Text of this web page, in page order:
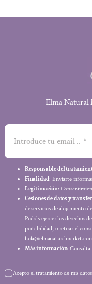
Elma Natural
Responsable del
Finalidad: Enviarte
Legitimación:
Cesiones de datos y
de servicios de alojamiento
Podrás ejercer los derechos
portabilidad, o retirar el
Más información: Consulta
Acepto el tratamiento de mis